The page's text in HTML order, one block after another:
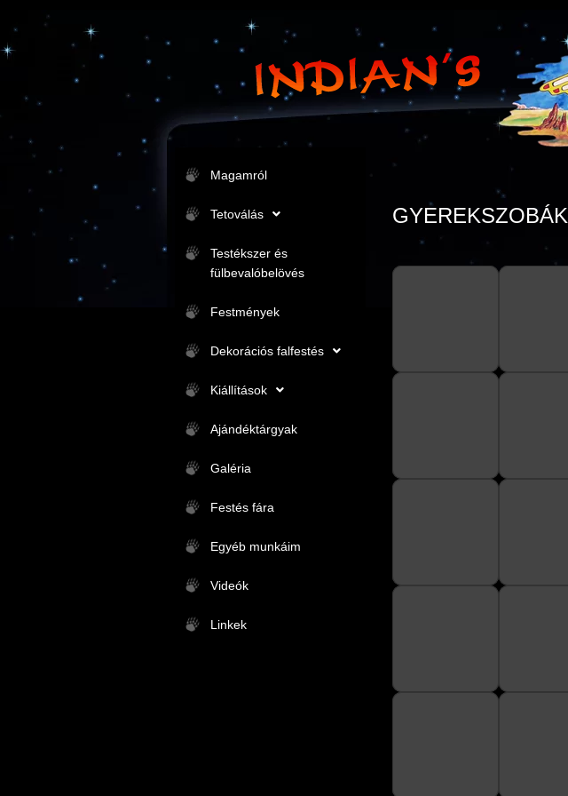
GYEREKSZOBÁK
Magamról
Tetoválás
Testékszer és
fülbevalóbelövés
Festmények
Dekorációs falfestés
Kiállítások
Ajándéktárgyak
Galéria
Festés fára
Egyéb munkáim
Videók
Linkek